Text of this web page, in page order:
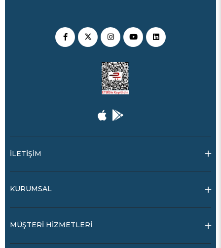
İLETİŞİM
KURUMSAL
MÜŞTERİ HİZMETLERİ